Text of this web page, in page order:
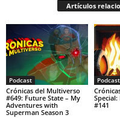
Artículos
Podcast
Crónicas del Multiverso
#649: Future State – My
Adventures with
Superman Season 3
Podcast
Special:
#141